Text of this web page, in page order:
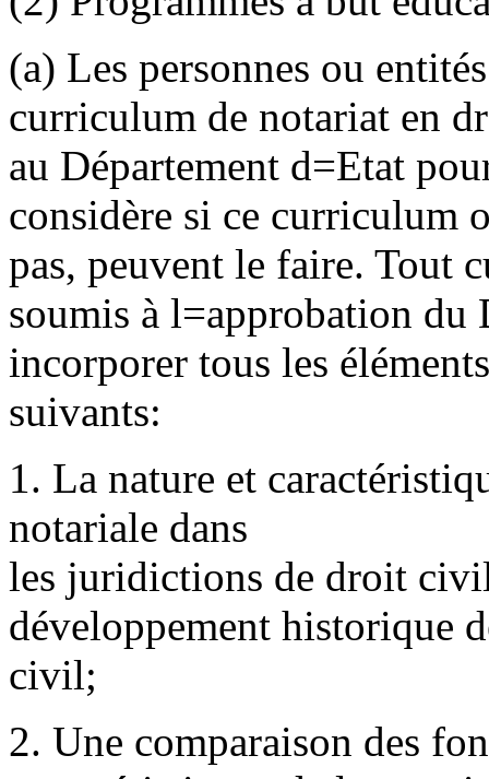
(a) Les personnes ou
curriculum de notariat en
au Département d=Etat
considère si ce curriculum
pas, peuvent le faire. Tout
soumis à l=approbation du
incorporer tous les éléments
suivants:
1. La nature et
notariale dans
les juridictions de droit
développement historique
civil;
2. Une comparaison des